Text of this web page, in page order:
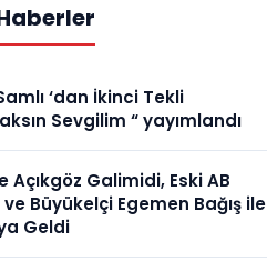
‘dan İkinci Tekli
Sevgilim “ yayımlandı
Açıkgöz Galimidi, Eski AB
ve Büyükelçi Egemen Bağış ile
Geldi